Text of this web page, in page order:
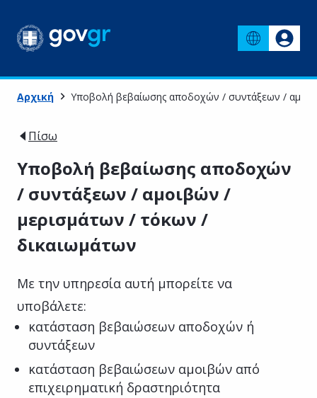
Αρχική Υποβολή βεβαίωσης αποδοχών / συντάξεων /
Πίσω
Υποβολή βεβαίωσης αποδοχών
/ συντάξεων / αμοιβών /
μερισμάτων / τόκων /
δικαιωμάτων
Με την υπηρεσία αυτή μπορείτε να
υποβάλετε:
κατάσταση βεβαιώσεων αποδοχών ή
συντάξεων
κατάσταση βεβαιώσεων αμοιβών από
επιχειρηματική δραστηριότητα